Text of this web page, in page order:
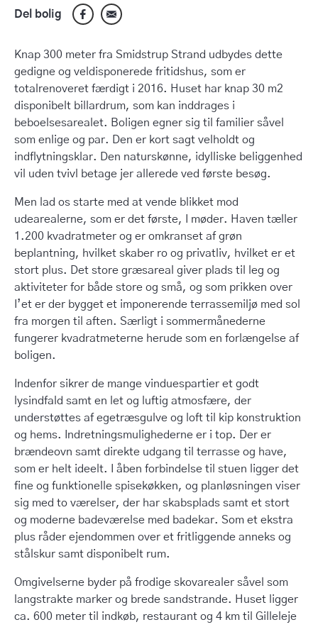
Del bolig
Knap 300 meter fra Smidstrup Strand udbydes dette
gedigne og veldisponerede fritidshus, som er
totalrenoveret færdigt i 2016. Huset har knap 30 m2
disponibelt billardrum, som kan inddrages i
beboelsesarealet. Boligen egner sig til familier såvel
som enlige og par. Den er kort sagt velholdt og
indflytningsklar. Den naturskønne, idylliske beliggenhed
vil uden tvivl betage jer allerede ved første besøg.
Men lad os starte med at vende blikket mod
udearealerne, som er det første, I møder. Haven tæller
1.200 kvadratmeter og er omkranset af grøn
beplantning, hvilket skaber ro og privatliv, hvilket er et
stort plus. Det store græsareal giver plads til leg og
aktiviteter for både store og små, og som prikken over
I’et er der bygget et imponerende terrassemiljø med sol
fra morgen til aften. Særligt i sommermånederne
fungerer kvadratmeterne herude som en forlængelse af
boligen.
Indenfor sikrer de mange vinduespartier et godt
lysindfald samt en let og luftig atmosfære, der
understøttes af egetræsgulve og loft til kip konstruktion
og hems. Indretningsmulighederne er i top. Der er
brændeovn samt direkte udgang til terrasse og have,
som er helt ideelt. I åben forbindelse til stuen ligger det
fine og funktionelle spisekøkken, og planløsningen viser
sig med to værelser, der har skabsplads samt et stort
og moderne badeværelse med badekar. Som et ekstra
plus råder ejendommen over et fritliggende anneks og
stålskur samt disponibelt rum.
Omgivelserne byder på frodige skovarealer såvel som
langstrakte marker og brede sandstrande. Huset ligger
ca. 600 meter til indkøb, restaurant og 4 km til Gilleleje